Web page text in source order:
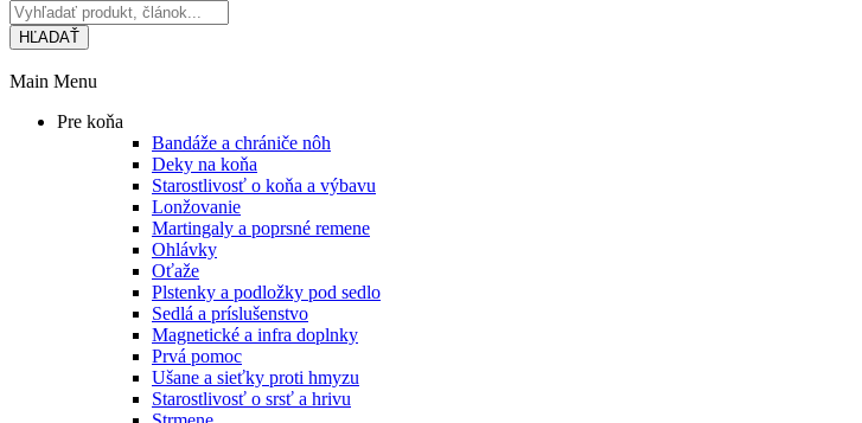
HĽADAŤ
Main Menu
Pre koňa
Bandáže a chrániče nôh
Deky na koňa
Starostlivosť o koňa a výbavu
Lonžovanie
Martingaly a poprsné remene
Ohlávky
Oťaže
Plstenky a podložky pod sedlo
Sedlá a príslušenstvo
Magnetické a infra doplnky
Prvá pomoc
Ušane a sieťky proti hmyzu
Starostlivosť o srsť a hrivu